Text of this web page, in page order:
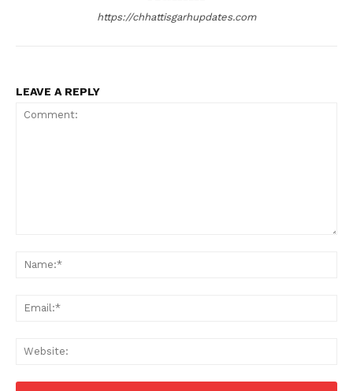
https://chhattisgarhupdates.com
LEAVE A REPLY